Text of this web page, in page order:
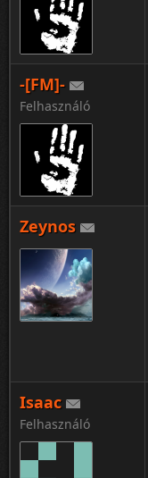
-[FM]-
Felhasználó
Zeynos
Isaac
Felhasználó